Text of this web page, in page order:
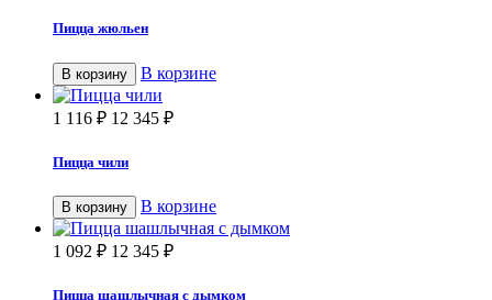
Пицца жюльен
В корзину В корзине
1 116 ₽ 12 345 ₽
Пицца чили
В корзину В корзине
1 092 ₽ 12 345 ₽
Пицца шашлычная с дымком